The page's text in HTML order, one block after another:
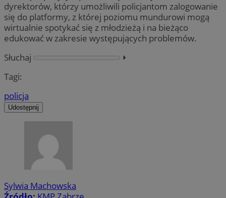
dyrektorów, którzy umożliwili policjantom zalogowanie
się do platformy, z której poziomu mundurowi mogą
wirtualnie spotykać się z młodzieżą i na bieżąco
edukować w zakresie występujących problemów.
Słuchaj
⏵︎
Tagi:
policja
Udostępnij
Sylwia Machowska